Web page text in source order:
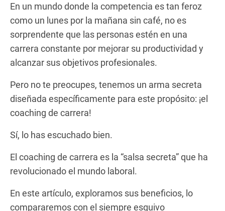
En un mundo donde la competencia es tan feroz
como un lunes por la mañana sin café, no es
sorprendente que las personas estén en una
carrera constante por mejorar su productividad y
alcanzar sus objetivos profesionales.
Pero no te preocupes, tenemos un arma secreta
diseñada específicamente para este propósito: ¡el
coaching de carrera!
Sí, lo has escuchado bien.
El coaching de carrera es la “salsa secreta” que ha
revolucionado el mundo laboral.
En este artículo, exploramos sus beneficios, lo
compararemos con el siempre esquivo